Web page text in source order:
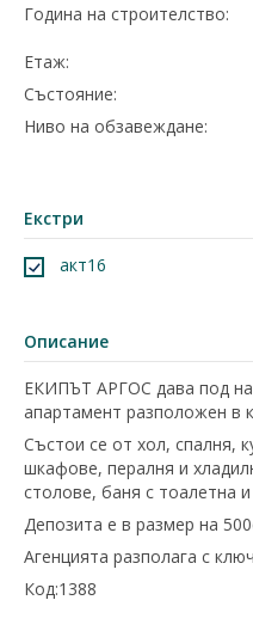
Година на строителство:
Етаж:
Състояние:
Ниво на обзавеждане:
Екстри
акт16
Описание
ЕКИПЪТ АРГОС дава под
апартамент разположен в
Състои се от хол, спалня,
шкафове, пералня и
столове, баня с тоалетна
Депозита е в размер на
Агенцията разполага с
Код:1388